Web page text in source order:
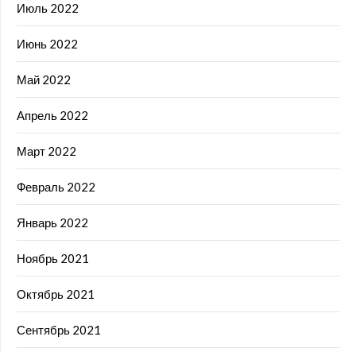
Июль 2022
Июнь 2022
Май 2022
Апрель 2022
Март 2022
Февраль 2022
Январь 2022
Ноябрь 2021
Октябрь 2021
Сентябрь 2021